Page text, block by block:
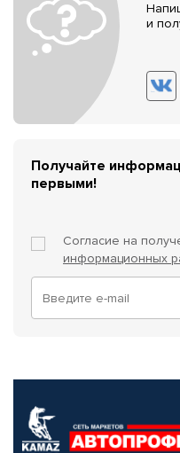
и
Получайте
первыми!
Согласие на
информационных